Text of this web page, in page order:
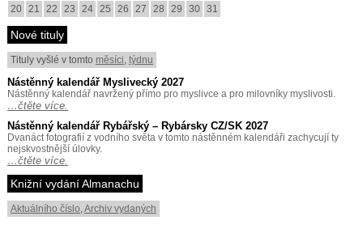
20 21 22 23 24 25 26 27 28 29 30 31
Nové tituly
Tituly vyšlé v tomto měsíci, týdnu
Nástěnný kalendář Myslivecký 2027
Nástěnný kalendář navržený přímo pro myslivce a pro milovníky myslivosti.
…čtěte více.
Nástěnný kalendář Rybářský – Rybársky CZ/SK 2027
Dvanáct fotografií z vodního světa v tomto nástěnném kalendáři zachycují ty
nejskvostnější úlovky.
…čtěte více.
Knižní vydání Almanachu
Aktuálního číslo,Archiv vydaných